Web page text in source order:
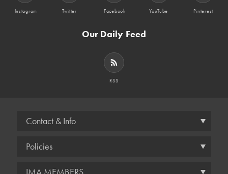
Instagram Twitter Facebook YouTube Pinterest
Our Daily Feed
RSS
Contact & Info
Policies
IMA MEMBERS